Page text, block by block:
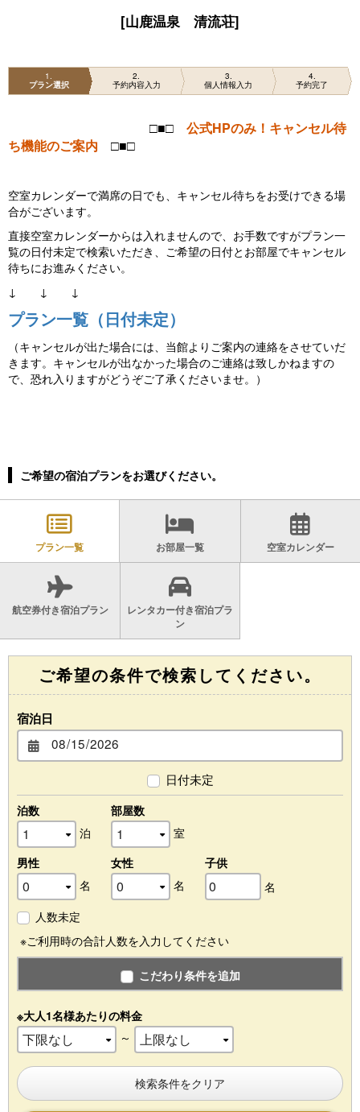
[山鹿温泉 清流荘]
1
プラン選択
2
予約内容入力
3
個人情報入力
4
予約完了
□■□ 公式HPのみ！キャンセル待
ち機能のご案内 □■□
空室カレンダーで満席の日でも、キャンセル待ちをお受けできる場
合がございます。
直接空室カレンダーからは入れませんので、お手数ですがプラン一
覧の日付未定で検索いただき、ご希望の日付とお部屋でキャンセル
待ちにお進みください。
↓ ↓ ↓
プラン一覧（日付未定）
（キャンセルが出た場合には、当館よりご案内の連絡をさせていだ
きます。キャンセルが出なかった場合のご連絡は致しかねますの
で、恐れ入りますがどうぞご了承くださいませ。）
ご希望の宿泊プランをお選びください。
プラン一覧 お部屋一覧 空室カレンダー
航空券付き宿泊プラン
レンタカー付き宿泊プラ
ン
ご希望の条件で検索してください。
宿泊日
日付未定
泊数
泊
部屋数
室
男性
名
女性
名
子供
名
人数未定
※ご利用時の合計人数を入力してください
こだわり条件を追加
※大人1名様あたりの料金
～
検索条件をクリア